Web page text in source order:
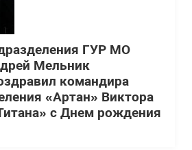
ГУР МО
Мельник
командира
«Артан» Виктора
с Днем рождения